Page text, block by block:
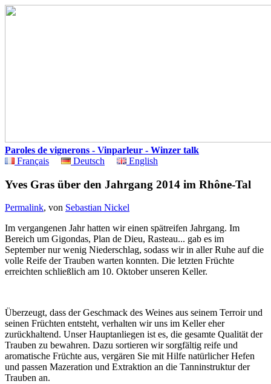
Paroles de vignerons - Vinparleur - Winzer talk
Français
Deutsch English
Yves Gras über den Jahrgang 2014 im Rhône-Tal
Permalink, von Sebastian Nickel
Im vergangenen Jahr hatten wir einen spätreifen Jahrgang. Im
Bereich um Gigondas, Plan de Dieu, Rasteau... gab es im
September nur wenig Niederschlag, sodass wir in aller Ruhe auf die
volle Reife der Trauben warten konnten. Die letzten Früchte
erreichten schließlich am 10. Oktober unseren Keller.
Überzeugt, dass der Geschmack des Weines aus seinem Terroir und
seinen Früchten entsteht, verhalten wir uns im Keller eher
zurückhaltend. Unser Hauptanliegen ist es, die gesamte Qualität der
Trauben zu bewahren. Dazu sortieren wir sorgfältig reife und
aromatische Früchte aus, vergären Sie mit Hilfe natürlicher Hefen
und passen Mazeration und Extraktion an die Tanninstruktur der
Trauben an.